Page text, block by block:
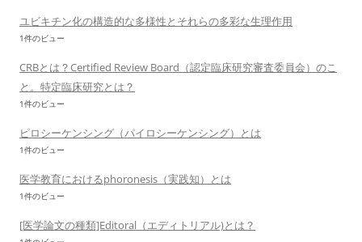
ユビキチン化の構造的な多様性とそれらの多彩な生理作用
1件のビュー
CRBとは？Certified Review Board（認定臨床研究審査委員会）のこ
と。特定臨床研究とは？
1件のビュー
ピロシーケンシング（パイロシーケンシング）とは
1件のビュー
医学教育におけるphoronesis（実践知）とは
1件のビュー
[医学論文の種類]Editoral（エディトリアル)とは？